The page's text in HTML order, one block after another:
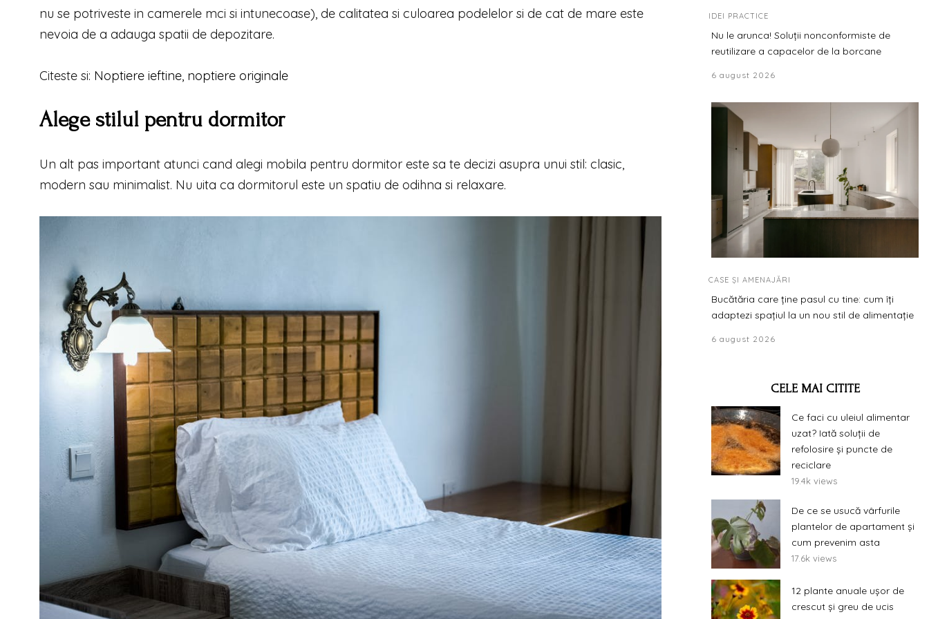
nu se potriveste in camerele mci si intunecoase), de calitatea si culoarea podelelor si de cat de mare este
nevoia de a adauga spatii de depozitare.
Citeste si: Noptiere ieftine, noptiere originale
Alege stilul pentru dormitor
Un alt pas important atunci cand alegi mobila pentru dormitor este sa te decizi asupra unui stil: clasic,
modern sau minimalist. Nu uita ca dormitorul este un spatiu de odihna si relaxare.
IDEI PRACTICE
Nu le arunca! Soluții nonconformiste de
reutilizare a capacelor de la borcane
6 august 2026
CASE ȘI AMENAJĂRI
Bucătăria care ține pasul cu tine: cum îți
adaptezi spațiul la un nou stil de alimentație
6 august 2026
CELE MAI CITITE
Ce faci cu uleiul alimentar
uzat? Iată soluții de
refolosire și puncte de
reciclare
19.4k views
De ce se usucă vârfurile
plantelor de apartament și
cum prevenim asta
17.6k views
12 plante anuale ușor de
crescut și greu de ucis